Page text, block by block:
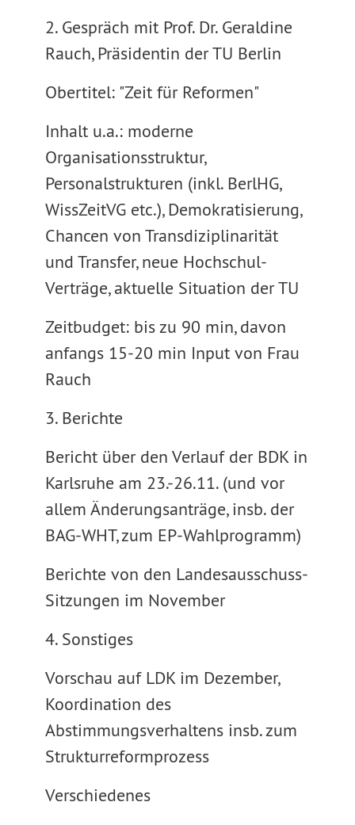
2. Gespräch mit Prof. Dr. Geraldine
Rauch, Präsidentin der TU Berlin
Obertitel: "Zeit für Reformen"
Inhalt u.a.: moderne
Organisationsstruktur,
Personalstrukturen (inkl. BerlHG,
WissZeitVG etc.), Demokratisierung,
Chancen von Transdiziplinarität
und Transfer, neue Hochschul-
Verträge, aktuelle Situation der TU
Zeitbudget: bis zu 90 min, davon
anfangs 15-20 min Input von Frau
Rauch
3. Berichte
Bericht über den Verlauf der BDK in
Karlsruhe am 23.-26.11. (und vor
allem Änderungsanträge, insb. der
BAG-WHT, zum EP-Wahlprogramm)
Berichte von den Landesausschuss-
Sitzungen im November
4. Sonstiges
Vorschau auf LDK im Dezember,
Koordination des
Abstimmungsverhaltens insb. zum
Strukturreformprozess
Verschiedenes